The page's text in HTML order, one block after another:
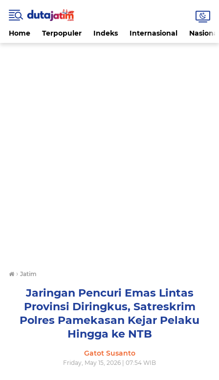
Home Terpopuler Indeks Internasional
› Jatim
Jaringan Pencuri Emas Lintas
Provinsi Diringkus, Satreskrim
Polres Pamekasan Kejar Pelaku
Hingga ke NTB
Gatot Susanto
Friday, May 15, 2026 | 07:54 WIB